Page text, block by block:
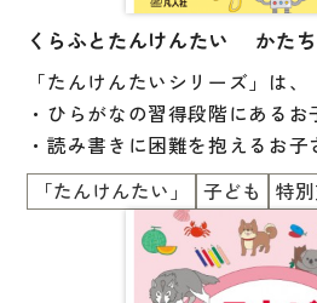
お問い合わせ
書店様向け
表記（かな・漢字）
練習問題
日本語能力試験対策
日本留学試験対策
各種試験対策
くらふとたんけんたい かたち
「たんけんたいシリーズ」は、
・ひらがなの習得段階にあるお
・読み書きに困難を抱えるお子
・外国にルーツのあるお子さん
など、多様な背景を持つ子ども
クルーシブな教育環境を支える
して誕生しました。
「たんけんたい」 子ども 特